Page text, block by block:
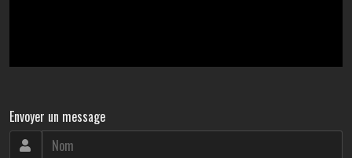
Envoyer un message